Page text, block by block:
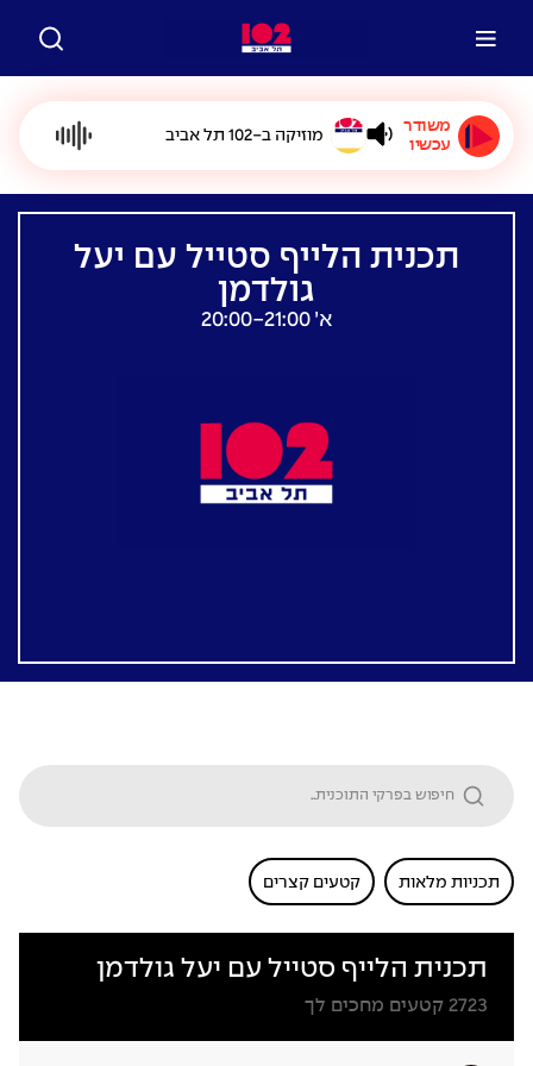
משודר
עכשיו
מוזיקה ב-102 תל אביב
תכנית הלייף סטייל עם יעל
גולדמן
א׳ 20:00-21:00
תכניות מלאות קטעים קצרים
תכנית הלייף סטייל עם יעל גולדמן
2723 קטעים מחכים לך